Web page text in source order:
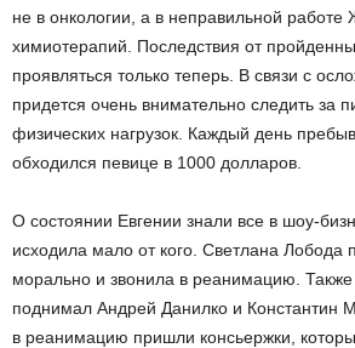
не в онкологии, а в неправильной работе
химиотерапий. Последствия от
проявляться только теперь. В связи с
придется очень внимательно следить за
физических нагрузок. Каждый день
обходился певице в 1000 долларов.
О состоянии Евгении знали все в шоу-
исходила мало от кого. Светлана Лобода
морально и звонила в реанимацию. Также
поднимал Андрей Данилко и Константин
в реанимацию пришли консьержки,